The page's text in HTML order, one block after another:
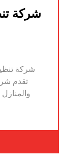
شركة
تقدم